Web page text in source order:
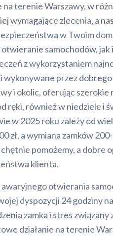
terenie Warszawy, w
zlecenia, a
w Twoim
samochodów,
z wykorzystaniem
przez
i okolic, oferując
ręki, również w niedziele i
w 2025 roku zależy od
a wymiana zamków
pomożemy, a
klienta.
otwierania
dyspozycji 24 godziny
zamka i stres
działanie na terenie